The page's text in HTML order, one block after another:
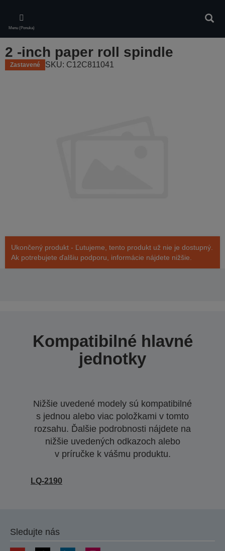
main
content
Menu (Ponuka)
2 -inch paper roll spindle
Zastavené SKU: C12C811041
Ukončený produkt - Ľutujeme, tento produkt už nie je dostupný.
Ak potrebujete ďalšiu podporu, informácie nájdete nižšie.
Kompatibilné hlavné
jednotky
Nižšie uvedené modely sú kompatibilné
s jednou alebo viac položkami v tomto
rozsahu. Ďalšie podrobnosti nájdete na
nižšie uvedených odkazoch alebo
v príručke k vášmu produktu.
LQ-2190
Sledujte nás